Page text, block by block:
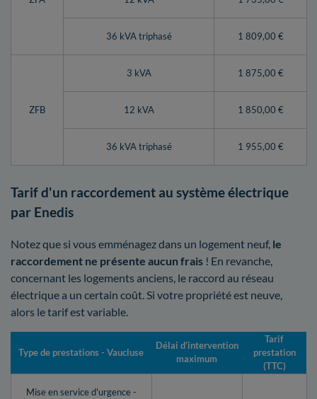
36 kVA triphasé 1 809,00 €
ZFB
3 kVA 1 875,00 €
12 kVA 1 850,00 €
36 kVA triphasé 1 955,00 €
Tarif d'un raccordement au système électrique
par Enedis
Notez que si vous emménagez dans un logement neuf, le
raccordement ne présente aucun frais ! En revanche,
concernant les logements anciens, le raccord au réseau
électrique a un certain coût. Si votre propriété est neuve,
alors le tarif est variable.
Type de prestations - Vaucluse
Délai d’intervention
maximum
Tarif
prestation
(TTC)
Mise en service d'urgence -